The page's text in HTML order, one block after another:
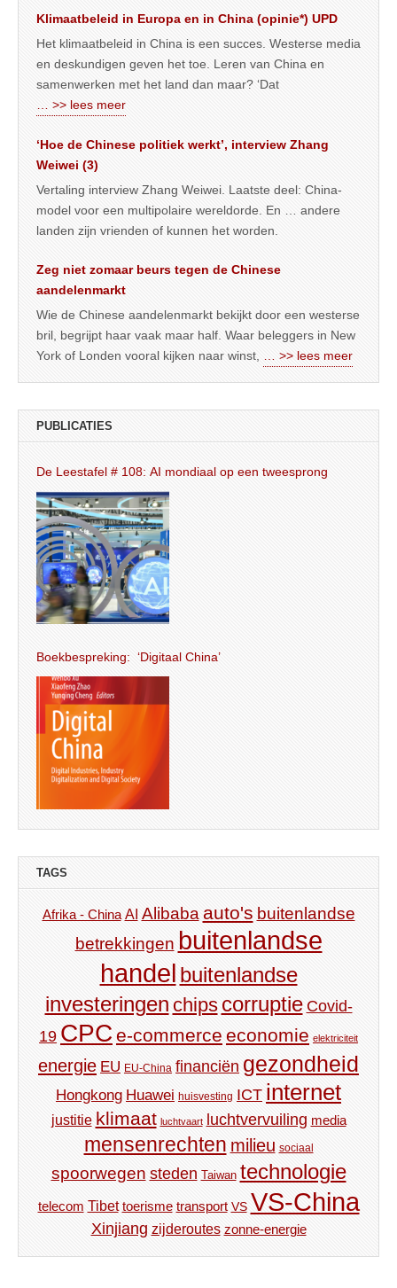
Klimaatbeleid in Europa en in China (opinie*) UPD
Het klimaatbeleid in China is een succes. Westerse media
en deskundigen geven het toe. Leren van China en
samenwerken met het land dan maar? ‘Dat
… >> lees meer
‘Hoe de Chinese politiek werkt’, interview Zhang
Weiwei (3)
Vertaling interview Zhang Weiwei. Laatste deel: China-
model voor een multipolaire wereldorde. En … andere
landen zijn vrienden of kunnen het worden.
Zeg niet zomaar beurs tegen de Chinese
aandelenmarkt
Wie de Chinese aandelenmarkt bekijkt door een westerse
bril, begrijpt haar vaak maar half. Waar beleggers in New
York of Londen vooral kijken naar winst,
… >> lees meer
PUBLICATIES
De Leestafel # 108: AI mondiaal op een tweesprong
Boekbespreking: ‘Digitaal China’
TAGS
Afrika - China AI Alibaba auto's buitenlandse
betrekkingen buitenlandse
handel buitenlandse
investeringen chips corruptie Covid-
19 CPC e-commerce economie elektriciteit
energie EU EU-China financiën gezondheid
Hongkong Huawei huisvesting ICT internet
justitie klimaat luchtvaart luchtvervuiling media
mensenrechten milieu sociaal
spoorwegen steden Taiwan technologie
telecom Tibet toerisme transport VS VS-China
Xinjiang zijderoutes zonne-energie